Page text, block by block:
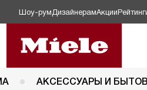
Шоу-рум ДизайнерамАкции
АКСЕССУАРЫ И